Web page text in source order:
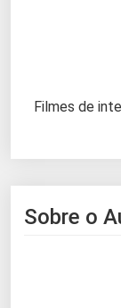
Filmes de
Sobre o